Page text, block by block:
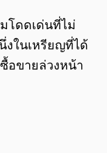
โดดเด่นที่ไม่
งในเหรียญที่ได้
อขายล่วงหน้า